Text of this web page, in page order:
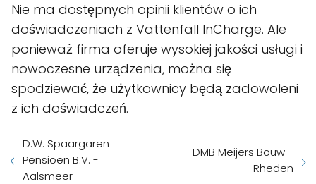
Nie ma dostępnych opinii klientów o ich
doświadczeniach z Vattenfall InCharge. Ale
ponieważ firma oferuje wysokiej jakości usługi i
nowoczesne urządzenia, można się
spodziewać, że użytkownicy będą zadowoleni
z ich doświadczeń.
D.W. Spaargaren
Pensioen B.V. -
Aalsmeer
DMB Meijers Bouw -
Rheden